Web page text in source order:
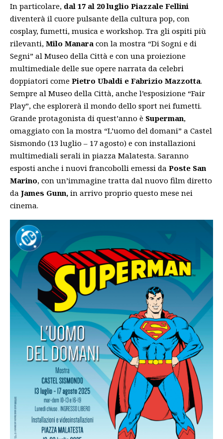
In particolare, dal 17 al 20 luglio Piazzale Fellini
diventerà il cuore pulsante della cultura pop, con
cosplay, fumetti, musica e workshop. Tra gli ospiti più
rilevanti, Milo Manara con la mostra “Di Sogni e di
Segni” al Museo della Città e con una proiezione
multimediale delle sue opere narrata da celebri
doppiatori come Pietro Ubaldi e Fabrizio Mazzotta.
Sempre al Museo della Città, anche l’esposizione “Fair
Play”, che esplorerà il mondo dello sport nei fumetti.
Grande protagonista di quest’anno è Superman,
omaggiato con la mostra “L’uomo del domani” a Castel
Sismondo (13 luglio – 17 agosto) e con installazioni
multimediali serali in piazza Malatesta. Saranno
esposti anche i nuovi francobolli emessi da Poste San
Marino, con un’immagine tratta dal nuovo film diretto
da James Gunn, in arrivo proprio questo mese nei
cinema.